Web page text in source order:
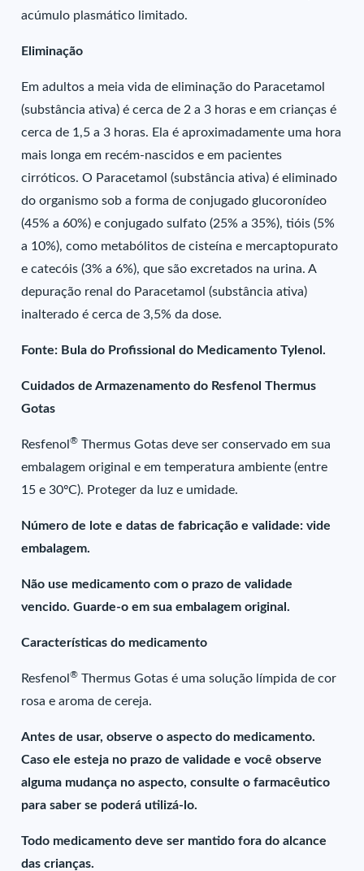
acúmulo plasmático limitado.
Eliminação
Em adultos a meia vida de eliminação do Paracetamol
(substância ativa) é cerca de 2 a 3 horas e em crianças é
cerca de 1,5 a 3 horas. Ela é aproximadamente uma hora
mais longa em recém-nascidos e em pacientes
cirróticos. O Paracetamol (substância ativa) é eliminado
do organismo sob a forma de conjugado glucoronídeo
(45% a 60%) e conjugado sulfato (25% a 35%), tióis (5%
a 10%), como metabólitos de cisteína e mercaptopurato
e catecóis (3% a 6%), que são excretados na urina. A
depuração renal do Paracetamol (substância ativa)
inalterado é cerca de 3,5% da dose.
Fonte: Bula do Profissional do Medicamento Tylenol.
Cuidados de Armazenamento do Resfenol Thermus
Gotas
Resfenol® Thermus Gotas deve ser conservado em sua
embalagem original e em temperatura ambiente (entre
15 e 30ºC). Proteger da luz e umidade.
Número de lote e datas de fabricação e validade: vide
embalagem.
Não use medicamento com o prazo de validade
vencido. Guarde-o em sua embalagem original.
Características do medicamento
Resfenol® Thermus Gotas é uma solução límpida de cor
rosa e aroma de cereja.
Antes de usar, observe o aspecto do medicamento.
Caso ele esteja no prazo de validade e você observe
alguma mudança no aspecto, consulte o farmacêutico
para saber se poderá utilizá-lo.
Todo medicamento deve ser mantido fora do alcance
das crianças.